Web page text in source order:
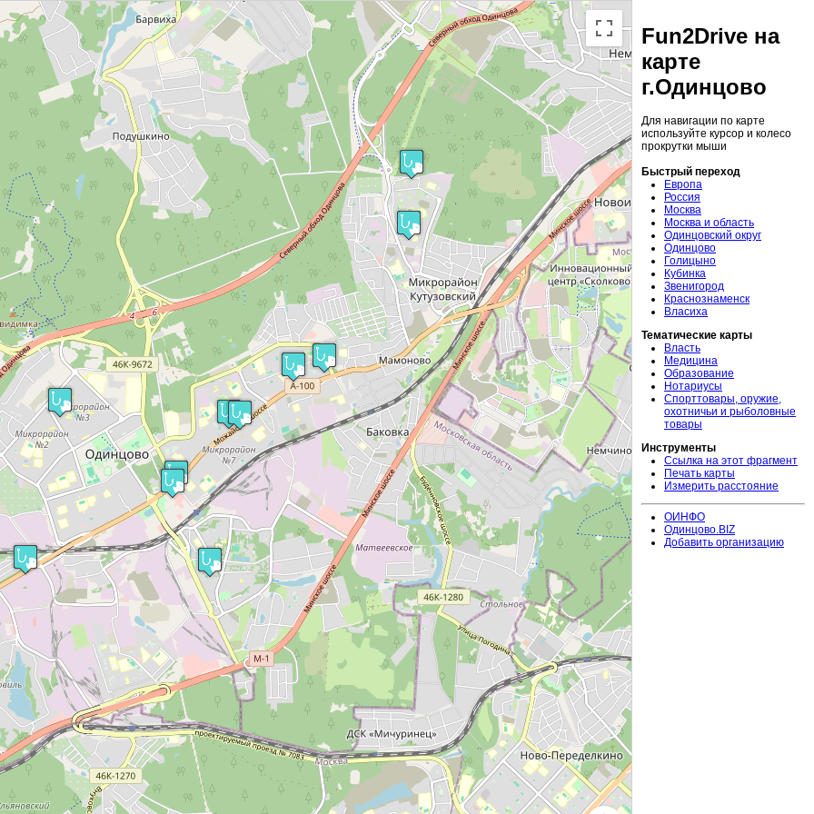
Fun2Drive на
карте
г.Одинцово
Для навигации по карте
используйте курсор и колесо
прокрутки мыши
Быстрый переход
Европа
Россия
Москва
Москва и область
Одинцовский округ
Одинцово
Голицыно
Кубинка
Звенигород
Краснознаменск
Власиха
Тематические карты
Власть
Медицина
Образование
Нотариусы
Спорттовары, оружие,
охотничьи и рыболовные
товары
Инструменты
Ссылка на этот фрагмент
Печать карты
Измерить расстояние
ОИНФО
Одинцово.BIZ
Добавить организацию